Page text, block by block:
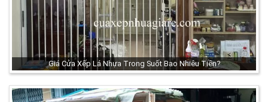
Giá Cửa Xếp Lá Nhựa Trong Suốt Bao Nhiêu Tiền?